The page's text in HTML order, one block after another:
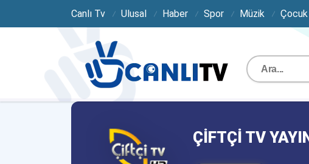
Canlı Tv Ulusal Haber Spor Müzik Çocuk
ÇIFTÇI TV